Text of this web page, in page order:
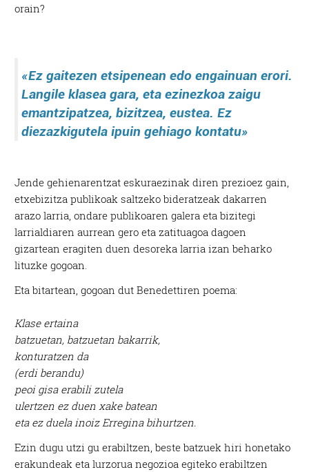
orain?
«Ez gaitezen etsipenean edo engainuan erori.
Langile klasea gara, eta ezinezkoa zaigu
emantzipatzea, bizitzea, eustea. Ez
diezazkigutela ipuin gehiago kontatu»
Jende gehienarentzat eskuraezinak diren prezioez gain,
etxebizitza publikoak saltzeko bideratzeak dakarren
arazo larria, ondare publikoaren galera eta bizitegi
larrialdiaren aurrean gero eta zatituagoa dagoen
gizartean eragiten duen desoreka larria izan beharko
lituzke gogoan.
Eta bitartean, gogoan dut Benedettiren poema:
Klase ertaina
batzuetan, batzuetan bakarrik,
konturatzen da
(erdi berandu)
peoi gisa erabili zutela
ulertzen ez duen xake batean
eta ez duela inoiz Erregina bihurtzen.
Ezin dugu utzi gu erabiltzen, beste batzuek hiri honetako
erakundeak eta lurzorua negozioa egiteko erabiltzen